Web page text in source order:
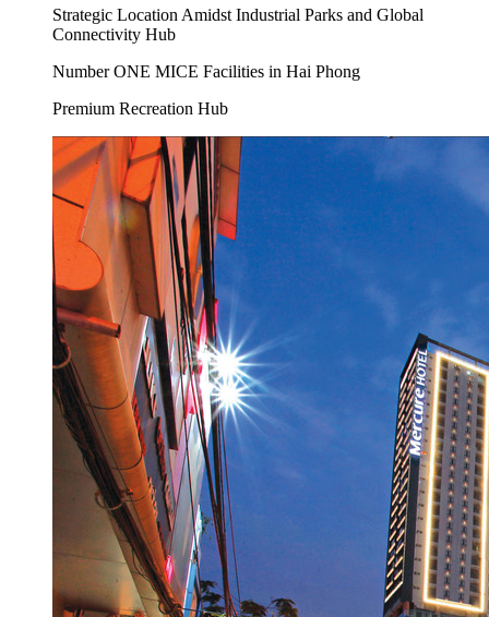
Strategic Location Amidst Industrial Parks and Global
Connectivity Hub
Number ONE MICE Facilities in Hai Phong
Premium Recreation Hub